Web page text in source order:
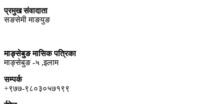
प्रमुख संवादाता
सङसेमी माङयुङ
माङ्सेबुङ मासिक पत्रिका
माङ्सेबुङ -५ ,इलाम
सम्पर्क
+९७७-९८०३०५७१९९